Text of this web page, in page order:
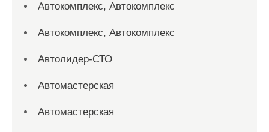
Автокомплекс, Автокомплекс
Автокомплекс, Автокомплекс
Автолидер-СТО
Автомастерская
Автомастерская